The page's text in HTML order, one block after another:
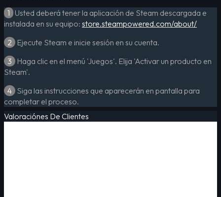
1 Usted deberá tener la aplicación de Steam descargada e
instalada en su equipo: store.steampowered.com/about/
2 Ejecute Steam e inicie sesión en su cuenta.
3 Haga clic en el menú 'Juegos'. Elija 'Activar un producto en
Steam'.
4 Siga las instrucciones que aparecerán en pantalla para
completar el proceso.
Valoraciónes De Clientes